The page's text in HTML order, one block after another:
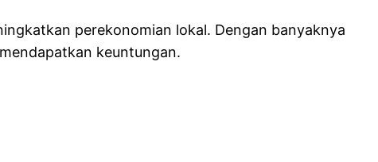
perekonomian lokal. Dengan banyaknya
keuntungan.